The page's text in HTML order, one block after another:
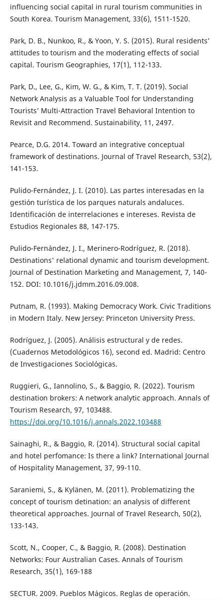
influencing social capital in rural tourism communities in
South Korea. Tourism Management, 33(6), 1511-1520.
Park, D. B., Nunkoo, R., & Yoon, Y. S. (2015). Rural residents’
attitudes to tourism and the moderating effects of social
capital. Tourism Geographies, 17(1), 112-133.
Park, D., Lee, G., Kim, W. G., & Kim, T. T. (2019). Social
Network Analysis as a Valuable Tool for Understanding
Tourists’ Multi-Attraction Travel Behavioral Intention to
Revisit and Recommend. Sustainability, 11, 2497.
Pearce, D.G. 2014. Toward an integrative conceptual
framework of destinations. Journal of Travel Research, 53(2),
141-153.
Pulido-Fernández, J. I. (2010). Las partes interesadas en la
gestión turística de los parques naturals andaluces.
Identificación de interrelaciones e intereses. Revista de
Estudios Regionales 88, 147-175.
Pulido-Fernández, J. I., Merinero-Rodríguez, R. (2018).
Destinations' relational dynamic and tourism development.
Journal of Destination Marketing and Management, 7, 140-
152. DOI: 10.1016/j.jdmm.2016.09.008.
Putnam, R. (1993). Making Democracy Work. Civic Traditions
in Modern Italy. New Jersey: Princeton University Press.
Rodríguez, J. (2005). Análisis estructural y de redes.
(Cuadernos Metodológicos 16), second ed. Madrid: Centro
de Investigaciones Sociológicas.
Ruggieri, G., Iannolino, S., & Baggio, R. (2022). Tourism
destination brokers: A network analytic approach. Annals of
Tourism Research, 97, 103488.
https://doi.org/10.1016/j.annals.2022.103488
Sainaghi, R., & Baggio, R. (2014). Structural social capital
and hotel perfomance: Is there a link? International Journal
of Hospitality Management, 37, 99-110.
Saraniemi, S., & Kylänen, M. (2011). Problematizing the
concept of tourism detination: an analysis of different
theoretical approaches. Journal of Travel Research, 50(2),
133-143.
Scott, N., Cooper, C., & Baggio, R. (2008). Destination
Networks: Four Australian Cases. Annals of Tourism
Research, 35(1), 169-188
SECTUR. 2009. Pueblos Mágicos. Reglas de operación.